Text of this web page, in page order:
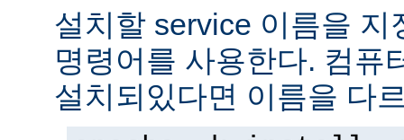
설치할 service 이름을 지
명령어를 사용한다. 컴퓨
설치되있다면 이름을 다